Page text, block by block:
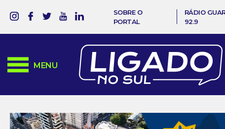
SOBRE O
PORTAL
RÁDIO
92.9
MENU